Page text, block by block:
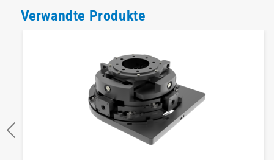
Verwandte Produkte